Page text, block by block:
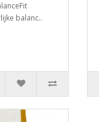
balanc..